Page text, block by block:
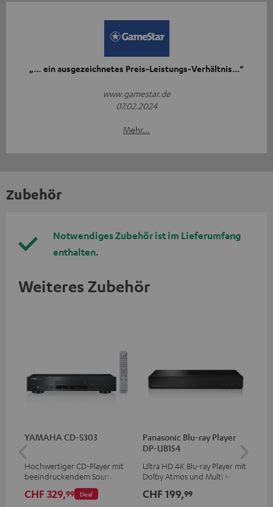
„… ein ausgezeichnetes Preis-Leistungs-Verhältnis…“
www.gamestar.de
07.02.2024
Mehr...
Zubehör
Notwendiges Zubehör ist im Lieferumfang
enthalten.
Weiteres Zubehör
YAMAHA CD-S303
Hochwertiger CD-Player mit
beeindruckendem Sound und
wertiger Verarbeitung
Deal
CHF 329,99
Panasonic Blu-ray Player
DP-UB154
Ultra HD 4K Blu-ray Player mit
Dolby Atmos und Multi HDR-
HDR10+ für eine überragende
CHF 199,99